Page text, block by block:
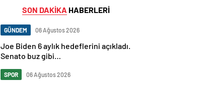
SON DAKİKA HABERLERİ
GÜNDEM 06 Ağustos 2026
Joe Biden 6 aylık hedeflerini açıkladı.
Senato buz gibi…
SPOR 06 Ağustos 2026